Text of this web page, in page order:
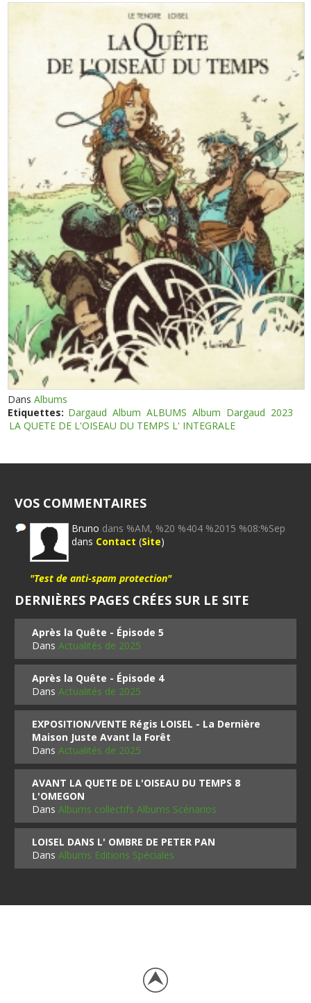
DansAlbums
Etiquettes: Dargaud Album ALBUMS Album Dargaud 2023
LA QUETE DE L'OISEAU DU TEMPS L' INTEGRALE
VOS COMMENTAIRES
Bruno dans %AM, %20 %404 %2015 %08:%Sep
dans Contact (Site)
"Test de anti-spam protection"
DERNIÈRES PAGES CRÉES SUR LE SITE
Après la Quête - Épisode 5
DansActualités de 2025
Après la Quête - Épisode 4
DansActualités de 2025
EXPOSITION/VENTE Régis LOISEL - La Dernière
Maison Juste Avant la Forêt
DansActualités de 2025
AVANT LA QUETE DE L'OISEAU DU TEMPS 8
L'OMEGON
DansAlbums collectifs Albums Scénarios
LOISEL DANS L' OMBRE DE PETER PAN
DansAlbums Editions Spéciales